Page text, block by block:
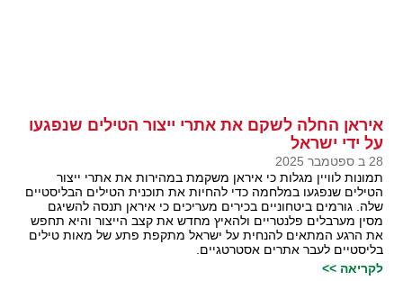
איראן החלה לשקם את אתרי ייצור הטילים שנפגעו
על ידי ישראל
28 ב ספטמבר 2025
תמונות לוויין מגלות כי איראן משקמת במהירות את אתרי ייצור
הטילים שנפגעו במלחמה כדי להחיות את תוכנית הטילים הבליסטיים
שלה. גורמים ביטחוניים בכירים מעריכים כי איראן תנסה להשיגם
מסין מערבלים פלנטריים ולהאיץ מחדש את קצב הייצור והיא תחפש
את הרגע המתאים להנחית על ישראל מתקפת פתע של מאות טילים
בליסטיים לעבר אתרים אסטרטגיים.
לקריאה >>